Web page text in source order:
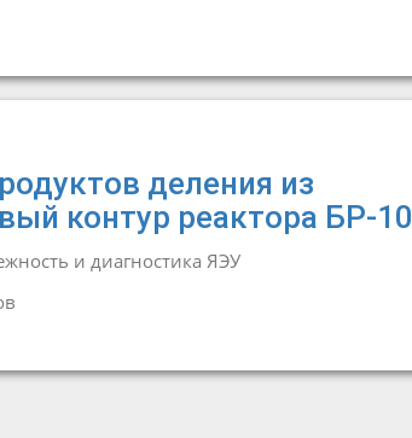
деления из
контур реактора БР-10
и диагностика ЯЭУ